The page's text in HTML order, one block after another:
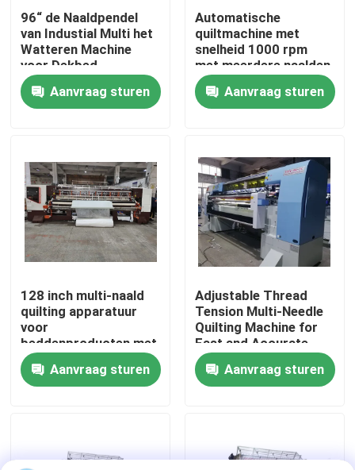
Thuis
Producten
Video's
VR-show
Over Ons
Fabriekstour
Kwaliteitscontrole
Neem contact met ons op
Gevallen
96“ de Naaldpendel
van Industial Multi het
Watteren Machine
voor Dekbed
Aanvraag sturen
Automatische
quiltmachine met
snelheid 1000 rpm
met meerdere naalden
voor de productie van
beddekken
Aanvraag sturen
128 inch multi-naald
quilting apparatuur
voor
beddenproducten met
1400rpm snelheid
Aanvraag sturen
Adjustable Thread
Tension Multi-Needle
Quilting Machine for
Fast and Accurate
Quilting
Aanvraag sturen